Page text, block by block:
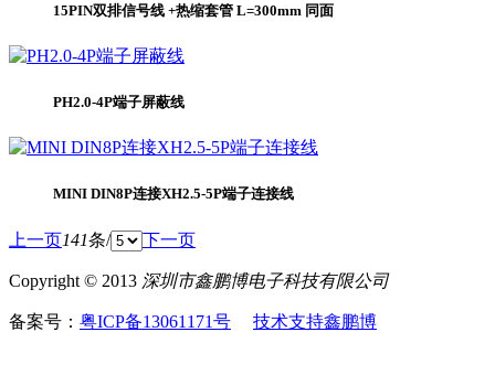
15PIN双排信号线 +热缩套管 L=300mm 同面
PH2.0-4P端子屏蔽线
MINI DIN8P连接XH2.5-5P端子连接线
上一页141条/ 下一页
Copyright © 2013 深圳市鑫鹏博电子科技有限公司
备案号： 粤ICP备13061171号 技术支持鑫鹏博